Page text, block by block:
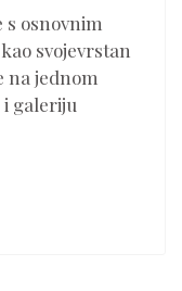
osnovnim
svojevrstan
na jednom
galeriju